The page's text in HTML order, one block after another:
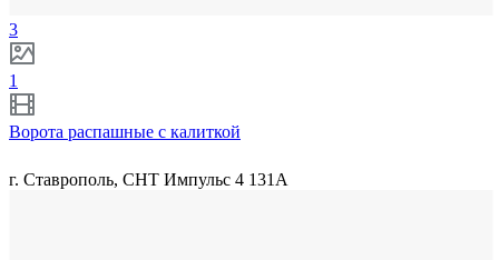
3
1
Ворота распашные с калиткой
г. Ставрополь, СНТ Импульс 4 131А